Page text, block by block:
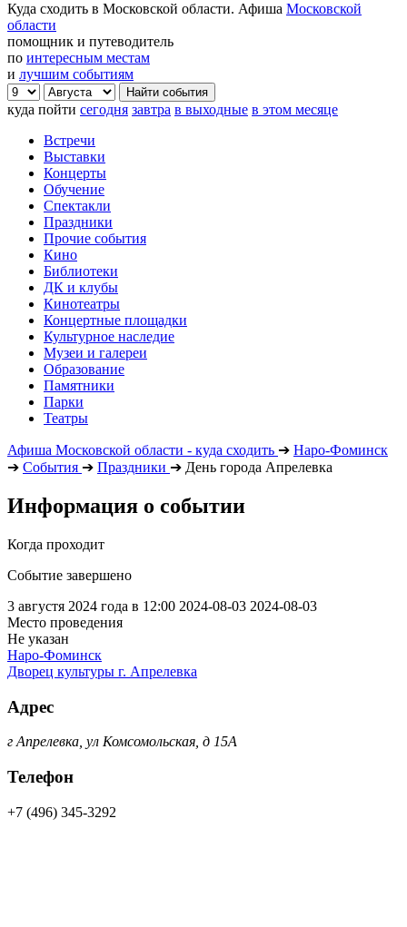
Куда сходить в Московской области. Афиша Московской
области
помощник и путеводитель
по интересным местам
и лучшим событиям
куда пойти сегодня завтра в выходные в этом месяце
Встречи
Выставки
Концерты
Обучение
Спектакли
Праздники
Прочие события
Кино
Библиотеки
ДК и клубы
Кинотеатры
Концертные площадки
Культурное наследие
Музеи и галереи
Образование
Памятники
Парки
Театры
Афиша Московской области - куда сходить ➔ Наро-Фоминск
➔ События ➔ Праздники ➔ День города Апрелевка
Информация о событии
Когда проходит
Событие завершено
3 августя 2024 года в 12:00 2024-08-03 2024-08-03
Место проведения
Не указан
Наро-Фоминск
Дворец культуры г. Апрелевка
Адрес
г Апрелевка, ул Комсомольская, д 15А
Телефон
+7 (496) 345-3292